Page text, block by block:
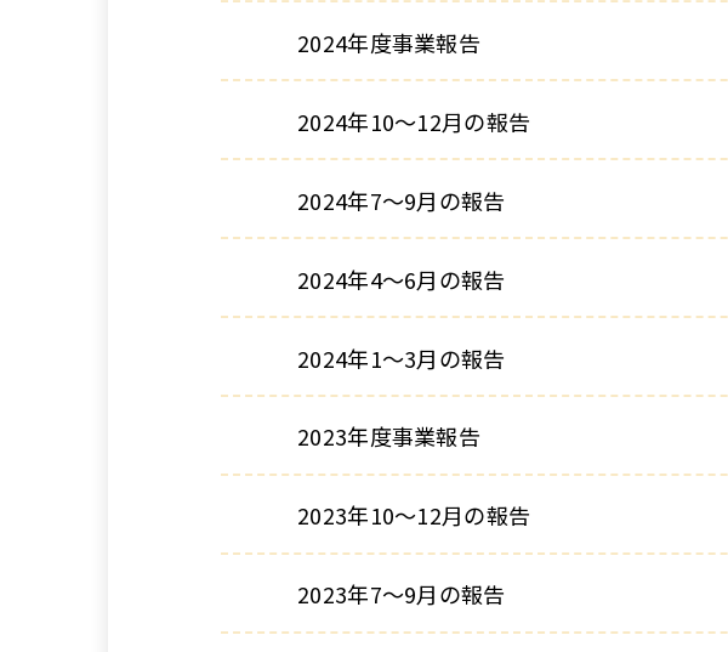
2024年度事業報告
2024年10～12月の報告
2024年7～9月の報告
2024年4～6月の報告
2024年1～3月の報告
2023年度事業報告
2023年10～12月の報告
2023年7〜9月の報告